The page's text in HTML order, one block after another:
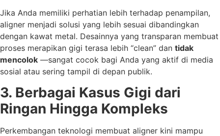
Jika Anda memiliki perhatian lebih terhadap penampilan,
aligner menjadi solusi yang lebih sesuai dibandingkan
dengan kawat metal. Desainnya yang transparan membuat
proses merapikan gigi terasa lebih “clean” dan tidak
mencolok —sangat cocok bagi Anda yang aktif di media
sosial atau sering tampil di depan publik.
3. Berbagai Kasus Gigi dari
Ringan Hingga Kompleks
Perkembangan teknologi membuat aligner kini mampu